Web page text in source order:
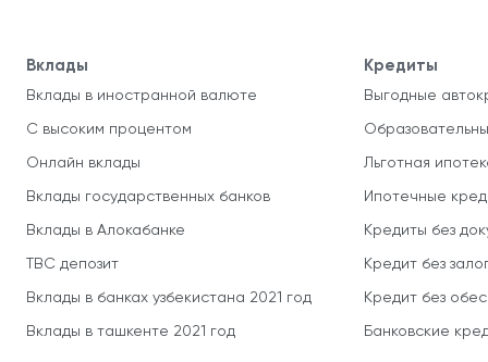
Вклады
Вклады в иностранной валюте
С высоким процентом
Онлайн вклады
Вклады государственных банков
Вклады в Алокабанке
TBC депозит
Вклады в банках узбекистана 2021 год
Вклады в ташкенте 2021 год
Кредиты
Выгодные
Льготная
Ипотечные
Кредиты без
Кредит без
Кредит без
Банковские